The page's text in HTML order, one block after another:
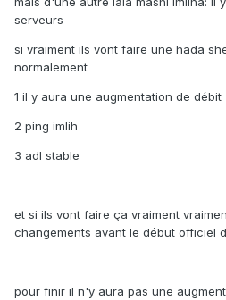
serveurs
si vraiment ils vont faire une hada
normalement
1 il y aura une augmentation de débit
2 ping imlih
3 adl stable
et si ils vont faire ça vraiment
changements avant le début officiel
pour finir il n'y aura pas une